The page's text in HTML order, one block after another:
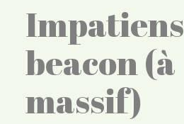
Impatiens
beacon (à
massif)